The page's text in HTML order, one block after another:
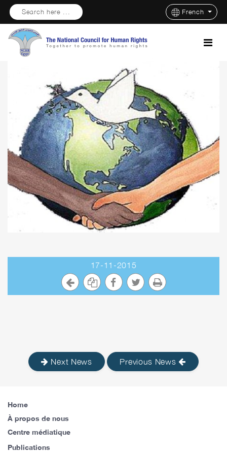
Search here ... French
17-11-2015
Next News Previous News
Home
À propos de nous
Centre médiatique
Publications